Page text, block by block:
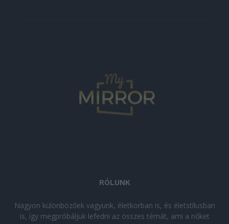
RÓLUNK
Nagyon különbözőek vagyunk, életkorban is, és életstílusban
is, így megpróbáljuk lefedni az összes témát, ami a nőket